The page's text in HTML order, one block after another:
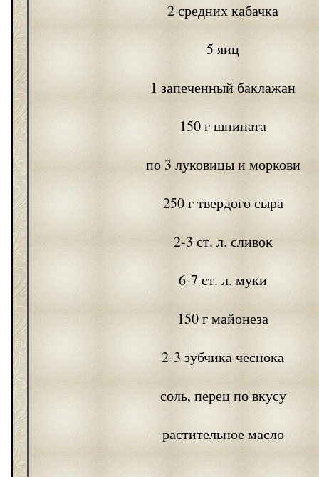
2 средних кабачка
5 яиц
1 запеченный баклажан
150 г шпината
по 3 луковицы и моркови
250 г твердого сыра
2-3 ст. л. сливок
6-7 ст. л. муки
150 г майонеза
2-3 зубчика чеснока
соль, перец по вкусу
растительное масло